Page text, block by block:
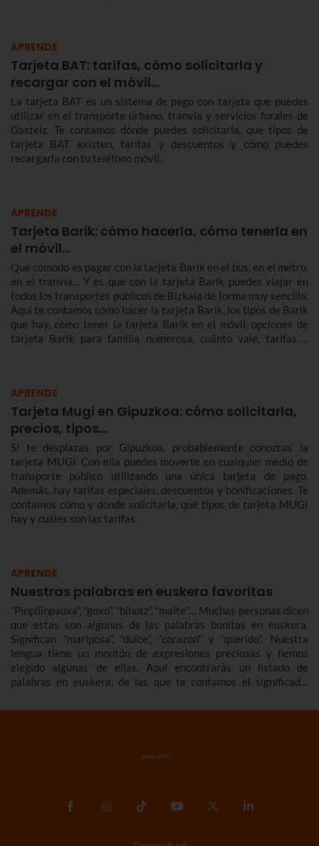
APRENDE
Tarjeta BAT: tarifas, cómo solicitarla y
recargar con el móvil…
La tarjeta BAT es un sistema de pago con tarjeta que puedes
utilizar en el transporte urbano, tranvía y servicios forales de
Gasteiz. Te contamos dónde puedes solicitarla, qué tipos de
tarjeta BAT existen, tarifas y descuentos y cómo puedes
recargarla con tu teléfono móvil.
APRENDE
Tarjeta Barik: cómo hacerla, cómo tenerla en
el móvil...
Qué cómodo es pagar con la tarjeta Barik en el bus, en el metro,
en el tranvía... Y es que con la tarjeta Barik puedes viajar en
todos los transportes públicos de Bizkaia de forma muy sencilla.
Aquí te contamos cómo hacer la tarjeta Barik, los tipos de Barik
que hay, cómo tener la tarjeta Barik en el móvil, opciones de
tarjeta Barik para familia numerosa, cuánto vale, tarifas y
APRENDE
Tarjeta Mugi en Gipuzkoa: cómo solicitarla,
precios, tipos…
Si te desplazas por Gipuzkoa, probablemente conozcas la
tarjeta MUGI. Con ella puedes moverte en cualquier medio de
transporte público utilizando una única tarjeta de pago.
Además, hay tarifas especiales, descuentos y bonificaciones. Te
contamos cómo y dónde solicitarla, qué tipos de tarjeta MUGI
hay y cuáles son las tarifas.
APRENDE
Nuestras palabras en euskera favoritas
“Pinpilinpauxa”, “goxo”, “bihotz”, “maite”… Muchas personas dicen
que estas son algunas de las palabras bonitas en euskera.
Significan “mariposa”, “dulce”, “corazón” y “querido”. Nuestra
lengua tiene un montón de expresiones preciosas y hemos
elegido algunas de ellas. Aquí encontrarás un listado de
palabras en euskera, de las que te contamos el significado.
raras, básicas… que ampliarán tu vocabulario en euskera.